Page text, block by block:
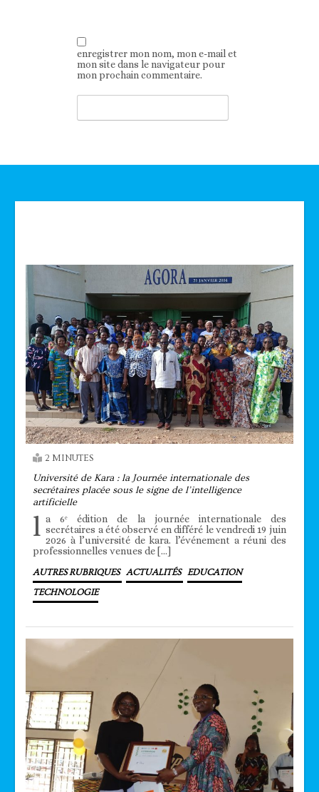
enregistrer mon nom, mon e-mail et
mon site dans le navigateur pour
mon prochain commentaire.
2 MINUTES
Université de Kara : la Journée internationale des
secrétaires placée sous le signe de l’intelligence
artificielle
l a 6ᵉ édition de la journée internationale des
secrétaires a été observé en différé le vendredi 19 juin
2026 à l’université de kara. l’événement a réuni des
professionnelles venues de […]
AUTRES RUBRIQUES ACTUALITÉS EDUCATION
TECHNOLOGIE